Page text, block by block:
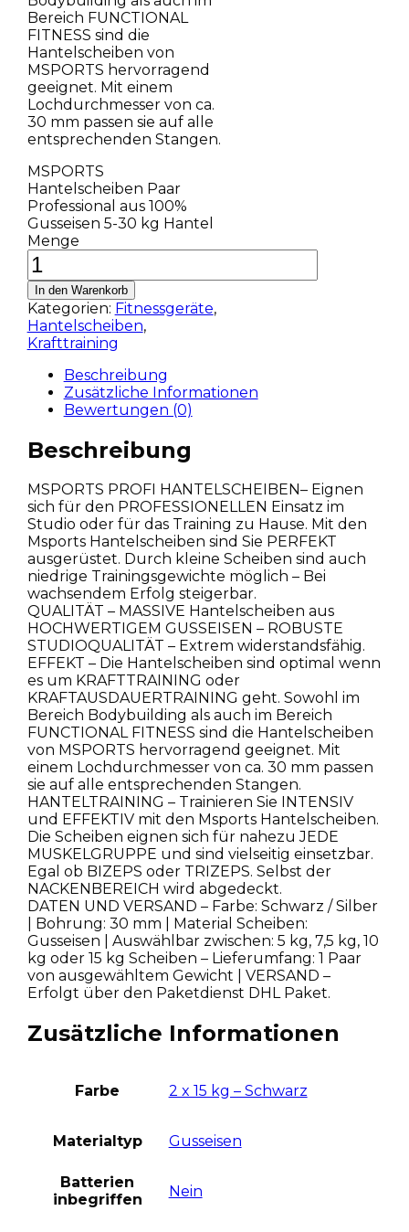
Bereich FUNCTIONAL
FITNESS sind die
Hantelscheiben von
MSPORTS hervorragend
geeignet. Mit einem
Lochdurchmesser von ca.
30 mm passen sie auf alle
entsprechenden Stangen.
MSPORTS
Hantelscheiben Paar
Professional aus 100%
Gusseisen 5-30 kg Hantel
Menge
In den Warenkorb
Kategorien: Fitnessgeräte,
Hantelscheiben,
Krafttraining
Beschreibung
Zusätzliche Informationen
Bewertungen (0)
Beschreibung
MSPORTS PROFI HANTELSCHEIBEN– Eignen
sich für den PROFESSIONELLEN Einsatz im
Studio oder für das Training zu Hause. Mit den
Msports Hantelscheiben sind Sie PERFEKT
ausgerüstet. Durch kleine Scheiben sind auch
niedrige Trainingsgewichte möglich – Bei
wachsendem Erfolg steigerbar.
QUALITÄT – MASSIVE Hantelscheiben aus
HOCHWERTIGEM GUSSEISEN – ROBUSTE
STUDIOQUALITÄT – Extrem widerstandsfähig.
EFFEKT – Die Hantelscheiben sind optimal wenn
es um KRAFTTRAINING oder
KRAFTAUSDAUERTRAINING geht. Sowohl im
Bereich Bodybuilding als auch im Bereich
FUNCTIONAL FITNESS sind die Hantelscheiben
von MSPORTS hervorragend geeignet. Mit
einem Lochdurchmesser von ca. 30 mm passen
sie auf alle entsprechenden Stangen.
HANTELTRAINING – Trainieren Sie INTENSIV
und EFFEKTIV mit den Msports Hantelscheiben.
Die Scheiben eignen sich für nahezu JEDE
MUSKELGRUPPE und sind vielseitig einsetzbar.
Egal ob BIZEPS oder TRIZEPS. Selbst der
NACKENBEREICH wird abgedeckt.
DATEN UND VERSAND – Farbe: Schwarz / Silber
| Bohrung: 30 mm | Material Scheiben:
Gusseisen | Auswählbar zwischen: 5 kg, 7,5 kg, 10
kg oder 15 kg Scheiben – Lieferumfang: 1 Paar
von ausgewähltem Gewicht | VERSAND –
Erfolgt über den Paketdienst DHL Paket.
Zusätzliche Informationen
Farbe 2 x 15 kg – Schwarz
Materialtyp Gusseisen
Batterien
inbegriffen
Nein